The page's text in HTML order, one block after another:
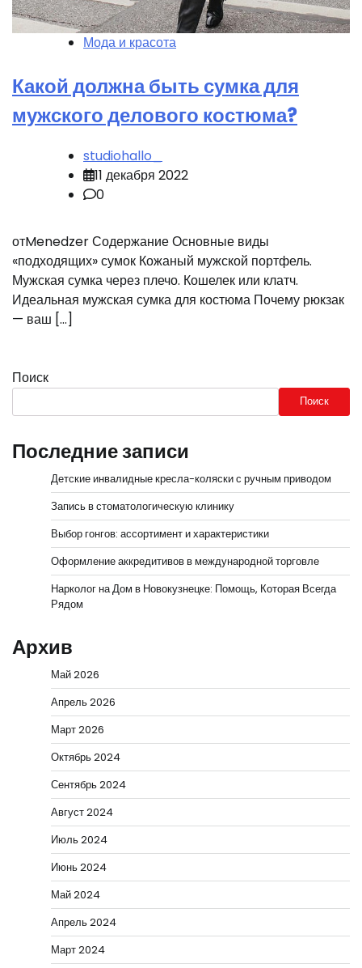
Мода и красота
Какой должна быть сумка для
мужского делового костюма?
studiohallo_
11 декабря 2022
0
отMenedzer Содержание Основные виды
«подходящих» сумок Кожаный мужской портфель.
Мужская сумка через плечо. Кошелек или клатч.
Идеальная мужская сумка для костюма Почему рюкзак
— ваш […]
Поиск
Поиск
Последние записи
Детские инвалидные кресла-коляски с ручным приводом
Запись в стоматологическую клинику
Выбор гонгов: ассортимент и характеристики
Оформление аккредитивов в международной торговле
Нарколог на Дом в Новокузнецке: Помощь, Которая Всегда
Рядом
Архив
Май 2026
Апрель 2026
Март 2026
Октябрь 2024
Сентябрь 2024
Август 2024
Июль 2024
Июнь 2024
Май 2024
Апрель 2024
Март 2024